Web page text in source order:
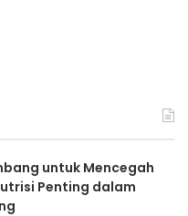
untuk Mencegah
Penting dalam